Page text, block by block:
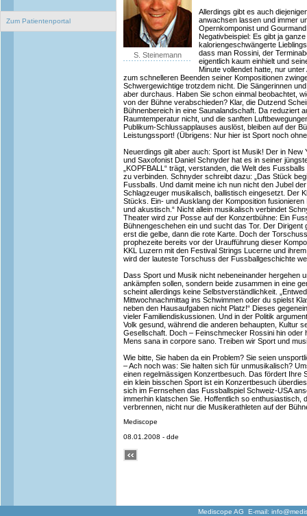
Zum Patientenportal
S. Steinemann
Allerdings gibt es auch
anwachsen lassen und immer
Opernkomponist und
Negativbeispiel: Es gibt ja
kaloriengeschwängerte
dass man Rossini, der
eigentlich kaum einhielt und
Minute vollendet hatte, nur
zum schnelleren Beenden seiner Kompositionen
Schwergewichtige trotzdem nicht. Die Sängerinnen
aber durchaus. Haben Sie schon einmal beobachtet,
von der Bühne verabschieden? Klar, die Dutzend
Bühnenbereich in eine Saunalandschaft. Da reduziert
Raumtemperatur nicht, und die sanften
Publikum-Schlussapplauses auslöst, bleiben auf der
Leistungssport! (Übrigens: Nur hier ist Sport noch
Neuerdings gilt aber auch: Sport ist Musik! Der in New
und Saxofonist Daniel Schnyder hat es in seiner
„KOPFBALL“ trägt, verstanden, die Welt des
zu verbinden. Schnyder schreibt dazu: „Das Stück
Fussballs. Und damit meine ich nun nicht den Jubel
Schlagzeuger musikalisch, ballistisch eingesetzt. Der
Stücks. Ein- und Ausklang der Komposition
und akustisch.“ Nicht allein musikalisch verbindet
Theater wird zur Posse auf der Konzertbühne: Ein
Bühnengeschehen ein und sucht das Tor. Der Dirigent
erst die gelbe, dann die rote Karte. Doch der
prophezeite bereits vor der Uraufführung dieser
KKL Luzern mit den Festival Strings Lucerne und
wird der lauteste Torschuss der Fussballgeschichte
Dass Sport und Musik nicht nebeneinander hergehen
ankämpfen sollen, sondern beide zusammen in eine
scheint allerdings keine Selbstverständlichkeit.
Mittwochnachmittag ins Schwimmen oder du spielst
neben den Hausaufgaben nicht Platz!“ Dieses
vieler Familiendiskussionen. Und in der Politik
Volk gesund, während die anderen behaupten, Kultur
Gesellschaft. Doch – Feinschmecker Rossini hin oder
Mens sana in corpore sano. Treiben wir Sport und
Wie bitte, Sie haben da ein Problem? Sie seien
– Ach noch was: Sie halten sich für unmusikalisch?
einen regelmässigen Konzertbesuch. Das fördert Ihre
ein klein bisschen Sport ist ein Konzertbesuch
sich im Fernsehen das Fussballspiel Schweiz-USA
immerhin klatschen Sie. Hoffentlich so enthusiastisch,
verbrennen, nicht nur die Musikerathleten auf der
Mediscope
08.01.2008 - dde
Mediscope AG E-mail: